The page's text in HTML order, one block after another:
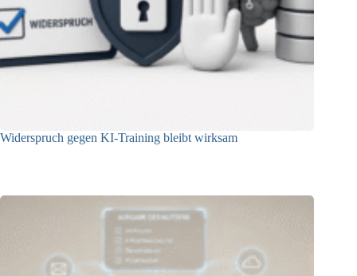
Widerspruch gegen KI-Training bleibt wirksam